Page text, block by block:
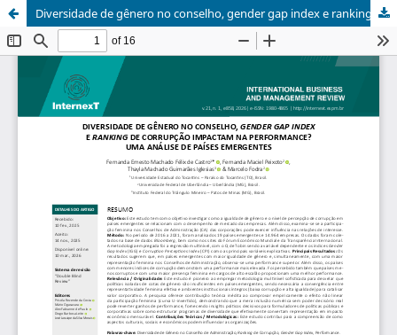
Diversidade de gênero no conselho, gender gap index e ranking de corrupção impactam na performance? Uma análise de países emergentes